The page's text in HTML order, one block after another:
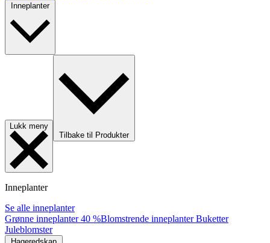
Inneplanter
Lukk meny
Tilbake til Produkter
Inneplanter
Se alle inneplanter
Grønne inneplanter40 %Blomstrende inneplanterBuketter
Juleblomster